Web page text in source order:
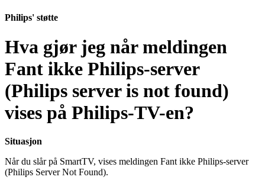
Philips' støtte
Hva gjør jeg når meldingen
Fant ikke Philips-server
(Philips server is not found)
vises på Philips-TV-en?
Situasjon
Når du slår på SmartTV, vises meldingen Fant ikke Philips-server
(Philips Server Not Found).